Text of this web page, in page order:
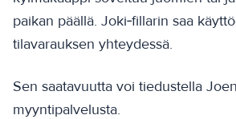
paikan päällä. Joki‑fillarin saa
tilavarauksen yhteydessä.
Sen saatavuutta voi tiedustella Joen
myyntipalvelusta.